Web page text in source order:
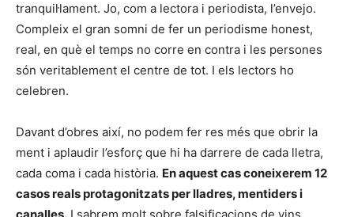
tranquil·lament. Jo, com a lectora i periodista, l’envejo.
Compleix el gran somni de fer un periodisme honest,
real, en què el temps no corre en contra i les persones
són veritablement el centre de tot. I els lectors ho
celebren.
Davant d’obres així, no podem fer res més que obrir la
ment i aplaudir l’esforç que hi ha darrere de cada lletra,
cada coma i cada història. En aquest cas coneixerem 12
casos reals protagonitzats per lladres, mentiders i